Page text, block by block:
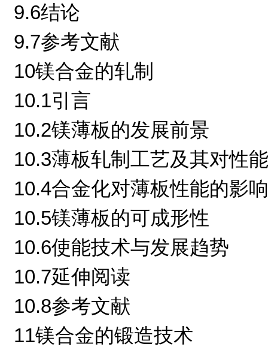
9.6结论
9.7参考文献
10镁合金的轧制
10.1引言
10.2镁薄板的发展前景
10.3薄板轧制工艺及其对性
10.4合金化对薄板性能的影响
10.5镁薄板的可成形性
10.6使能技术与发展趋势
10.7延伸阅读
10.8参考文献
11镁合金的锻造技术